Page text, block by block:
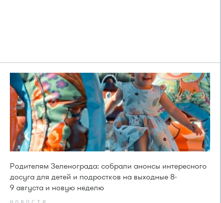
Родителям Зеленограда: собрали анонсы интересного
досуга для детей и подростков на выходные 8-
9 августа и новую неделю